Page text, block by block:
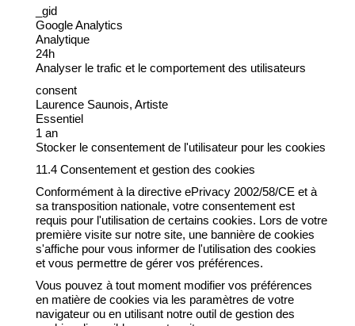
_gid
Google Analytics
Analytique
24h
Analyser le trafic et le comportement des utilisateurs
consent
Laurence Saunois, Artiste
Essentiel
1 an
Stocker le consentement de l'utilisateur pour les cookies
11.4 Consentement et gestion des cookies
Conformément à la directive ePrivacy 2002/58/CE et à
sa transposition nationale, votre consentement est
requis pour l'utilisation de certains cookies. Lors de votre
première visite sur notre site, une bannière de cookies
s'affiche pour vous informer de l'utilisation des cookies
et vous permettre de gérer vos préférences.
Vous pouvez à tout moment modifier vos préférences
en matière de cookies via les paramètres de votre
navigateur ou en utilisant notre outil de gestion des